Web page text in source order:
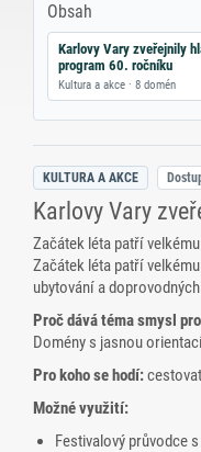
Obsah
Karlovy Vary zveřejnily
program 60. ročníku
Kultura a akce · 8 domén
KULTURA A AKCE
Karlovy Vary
Začátek léta patří
Začátek léta patří
ubytování a
Proč dává téma smysl
Domény s jasnou
Pro koho se hodí:
Možné využití:
Festivalový průvodce